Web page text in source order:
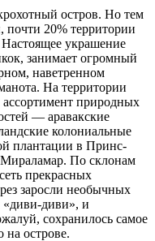
остров. Но тем
почти 20% территории
украшение
занимает огромный
наветренном
На территории
природных
— аравакские
колониальные
плантации в Принс-
По склонам
прекрасных
заросли необычных
«диви-диви», и
сохранилось самое
на острове.